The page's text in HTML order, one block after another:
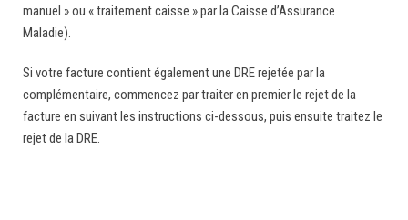
manuel » ou « traitement caisse » par la Caisse d’Assurance
Maladie).
Si votre facture contient également une DRE rejetée par la
complémentaire, commencez par traiter en premier le rejet de la
facture en suivant les instructions ci-dessous, puis ensuite traitez le
rejet de la DRE.